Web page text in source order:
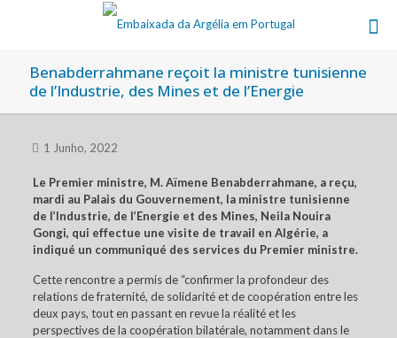
Benabderrahmane reçoit la ministre tunisienne
de l’Industrie, des Mines et de l’Energie
1 Junho, 2022
Le Premier ministre, M. Aïmene Benabderrahmane, a reçu,
mardi au Palais du Gouvernement, la ministre tunisienne
de l’Industrie, de l’Energie et des Mines, Neila Nouira
Gongi, qui effectue une visite de travail en Algérie, a
indiqué un communiqué des services du Premier ministre.
Cette rencontre a permis de “confirmer la profondeur des
relations de fraternité, de solidarité et de coopération entre les
deux pays, tout en passant en revue la réalité et les
perspectives de la coopération bilatérale, notamment dans le